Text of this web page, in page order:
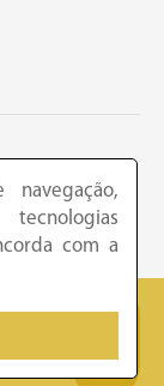
© todos os
com a